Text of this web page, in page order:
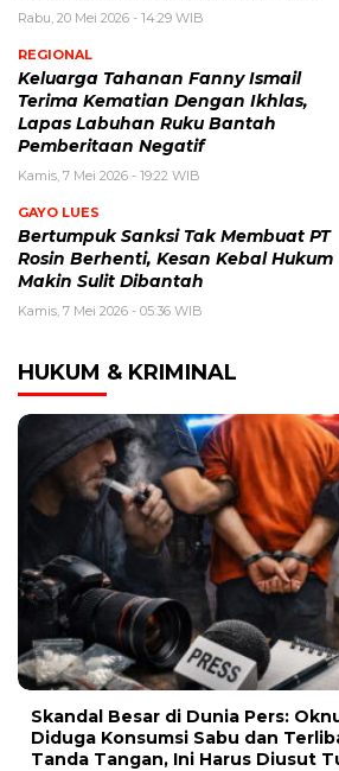
Rabu, 20 Mei 2026 - 14:29 WIB
REGIONAL
Keluarga Tahanan Fanny Ismail
Terima Kematian Dengan Ikhlas,
Lapas Labuhan Ruku Bantah
Pemberitaan Negatif
Kamis, 7 Mei 2026 - 19:22 WIB
GAYO LUES
Bertumpuk Sanksi Tak Membuat PT
Rosin Berhenti, Kesan Kebal Hukum
Makin Sulit Dibantah
Kamis, 7 Mei 2026 - 05:36 WIB
HUKUM & KRIMINAL
Skandal Besar di Dunia Pers:
Diduga Konsumsi Sabu dan
Tanda Tangan, Ini Harus Diusut